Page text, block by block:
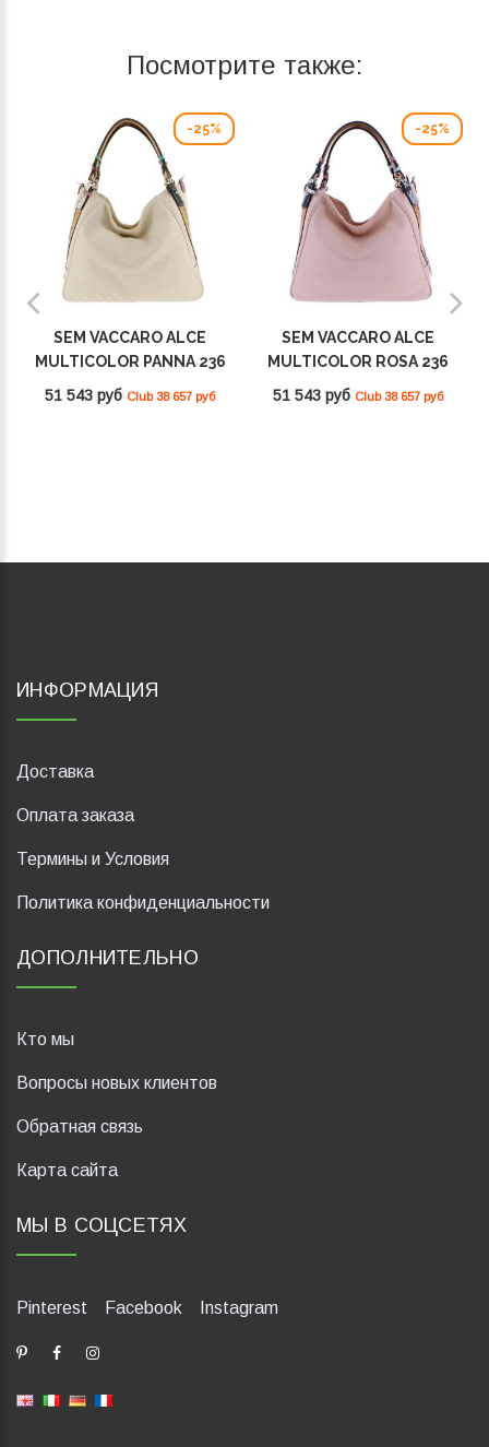
Посмотрите также:
-25%
SEM VACCARO ALCE
MULTICOLOR PANNA 236
51 543 руб Club 38 657 руб
-25%
SEM VACCARO ALCE
MULTICOLOR ROSA 236
51 543 руб Club 38 657 руб
ИНФОРМАЦИЯ
Доставка
Оплата заказа
Термины и Условия
Политика конфиденциальности
ДОПОЛНИТЕЛЬНО
Кто мы
Вопросы новых клиентов
Обратная связь
Карта сайта
МЫ В СОЦСЕТЯХ
Pinterest Facebook Instagram